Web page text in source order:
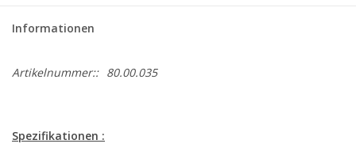
Informationen
Artikelnummer:: 80.00.035
Spezifikationen :